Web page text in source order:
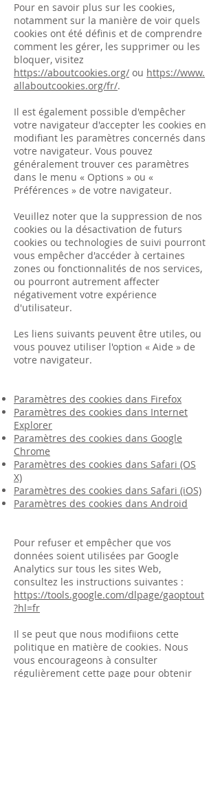
Pour en savoir plus sur les cookies,
notamment sur la manière de voir quels
cookies ont été définis et de comprendre
comment les gérer, les supprimer ou les
bloquer, visitez
https://aboutcookies.org/ ou https://www.
allaboutcookies.org/fr/.
Il est également possible d'empêcher
votre navigateur d'accepter les cookies en
modifiant les paramètres concernés dans
votre navigateur. Vous pouvez
généralement trouver ces paramètres
dans le menu « Options » ou «
Préférences » de votre navigateur.
Veuillez noter que la suppression de nos
cookies ou la désactivation de futurs
cookies ou technologies de suivi pourront
vous empêcher d'accéder à certaines
zones ou fonctionnalités de nos services,
ou pourront autrement affecter
négativement votre expérience
d'utilisateur.
Les liens suivants peuvent être utiles, ou
vous pouvez utiliser l'option « Aide » de
votre navigateur.
Paramètres des cookies dans Firefox
Paramètres des cookies dans Internet
Explorer
Paramètres des cookies dans Google
Chrome
Paramètres des cookies dans Safari (OS
X)
Paramètres des cookies dans Safari (iOS)
Paramètres des cookies dans Android
Pour refuser et empêcher que vos
données soient utilisées par Google
Analytics sur tous les sites Web,
consultez les instructions suivantes :
https://tools.google.com/dlpage/gaoptout
?hl=fr
Il se peut que nous modifiions cette
politique en matière de cookies. Nous
vous encourageons à consulter
régulièrement cette page pour obtenir